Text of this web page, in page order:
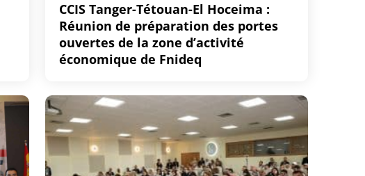
CCIS Tanger-Tétouan-El Hoceima :
Réunion de préparation des portes
ouvertes de la zone d’activité
économique de Fnideq